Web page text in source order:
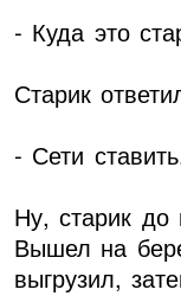
- Куда это
Старик
- Сети
Ну, старик до
Вышел на
выгрузил,